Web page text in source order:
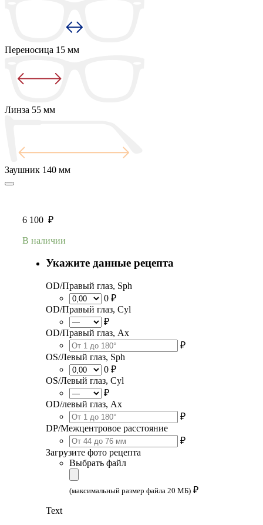
Переносица 15 мм
Линза 55 мм
Заушник 140 мм
6 100 ₽
В наличии
Укажите данные рецепта
OD/Правый глаз, Sph
0 ₽
OD/Правый глаз, Cyl
₽
OD/Правый глаз, Ax
₽
OS/Левый глаз, Sph
0 ₽
OS/Левый глаз, Cyl
₽
OD/левый глаз, Ax
₽
DP/Межцентровое расстояние
₽
Загрузите фото рецепта
Выбрать файл
(максимальный размер файла 20 МБ) ₽
Text